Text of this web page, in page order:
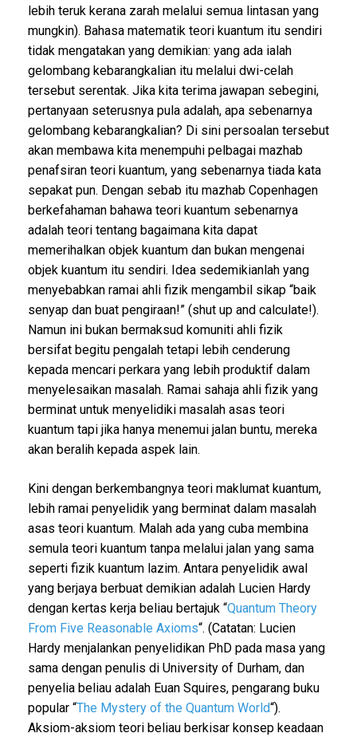
lebih teruk kerana zarah melalui semua lintasan yang
mungkin). Bahasa matematik teori kuantum itu sendiri
tidak mengatakan yang demikian: yang ada ialah
gelombang kebarangkalian itu melalui dwi-celah
tersebut serentak. Jika kita terima jawapan sebegini,
pertanyaan seterusnya pula adalah, apa sebenarnya
gelombang kebarangkalian? Di sini persoalan tersebut
akan membawa kita menempuhi pelbagai mazhab
penafsiran teori kuantum, yang sebenarnya tiada kata
sepakat pun. Dengan sebab itu mazhab Copenhagen
berkefahaman bahawa teori kuantum sebenarnya
adalah teori tentang bagaimana kita dapat
memerihalkan objek kuantum dan bukan mengenai
objek kuantum itu sendiri. Idea sedemikianlah yang
menyebabkan ramai ahli fizik mengambil sikap “baik
senyap dan buat pengiraan!” (shut up and calculate!).
Namun ini bukan bermaksud komuniti ahli fizik
bersifat begitu pengalah tetapi lebih cenderung
kepada mencari perkara yang lebih produktif dalam
menyelesaikan masalah. Ramai sahaja ahli fizik yang
berminat untuk menyelidiki masalah asas teori
kuantum tapi jika hanya menemui jalan buntu, mereka
akan beralih kepada aspek lain.
Kini dengan berkembangnya teori maklumat kuantum,
lebih ramai penyelidik yang berminat dalam masalah
asas teori kuantum. Malah ada yang cuba membina
semula teori kuantum tanpa melalui jalan yang sama
seperti fizik kuantum lazim. Antara penyelidik awal
yang berjaya berbuat demikian adalah Lucien Hardy
dengan kertas kerja beliau bertajuk “Quantum Theory
From Five Reasonable Axioms“. (Catatan: Lucien
Hardy menjalankan penyelidikan PhD pada masa yang
sama dengan penulis di University of Durham, dan
penyelia beliau adalah Euan Squires, pengarang buku
popular “The Mystery of the Quantum World“).
Aksiom-aksiom teori beliau berkisar konsep keadaan